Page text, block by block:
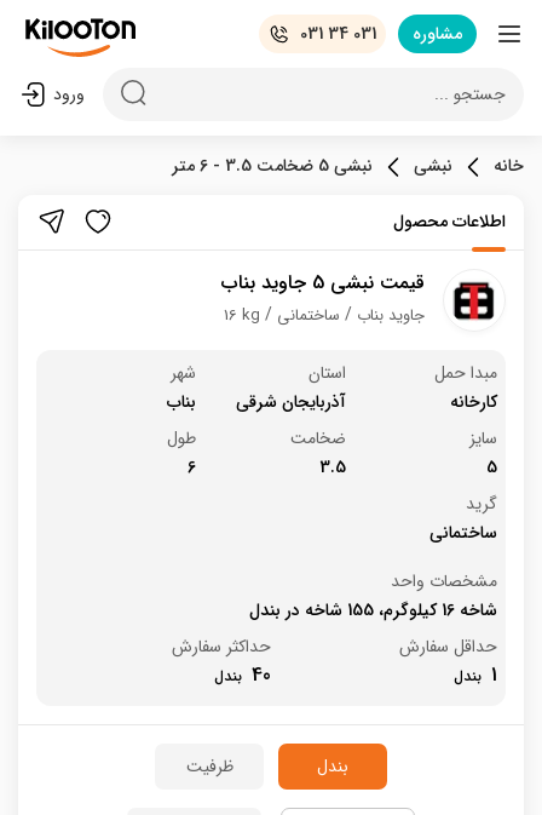
مشاوره 031 34 031
جستجو ... ورود
خانه نبشی نبشی 5 ضخامت 3.5 - 6 متر
اطلاعات محصول
قیمت نبشی 5 جاوید بناب
16 kg ساختمانی جاوید بناب
مبدا حمل
کارخانه
استان
آذربایجان شرقی
شهر
بناب
سایز
5
ضخامت
3.5
طول
6
گرید
ساختمانی
مشخصات واحد
شاخه 16 کیلوگرم، 155 شاخه در بندل
حداقل سفارش
1
حداکثر سفارش
40
بندل ظرفیت